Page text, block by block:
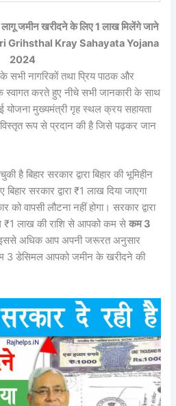
लागू जमीन खरीदने के लिए 1 लाख मिलेंगे जाने
Grihsthal Kray Sahayata Yojana
2024
सभी नागरिकों तथा प्रिय पाठक और
स्वागत करते हुए नीचे सभी जानकारी के साथ
योजना मुख्यमंत्री गृह स्थल क्रय सहायता
विस्तृत रूप से प्रदान की है जिसे पढ़कर जान
बिहार सरकार द्वारा बिहार की भूमिहीन
सरकार द्वारा ₹1 लाख दिया जाएगा
को वापसी लौटना नहीं होगा। सरकार द्वारा
₹1 लाख की राशि से आपको कम सेकम 3
इससे अधिक आप अपनी जरूरत अनुसार
डेसिमल आपको जमीन के खरीदने की